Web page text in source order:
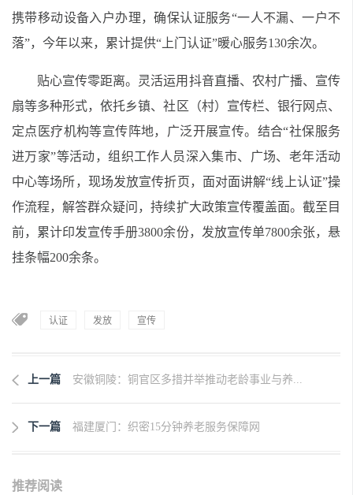
携带移动设备入户办理，确保认证服务“一人不漏、一户不
落”，今年以来，累计提供“上门认证”暖心服务130余次。
贴心宣传零距离。灵活运用抖音直播、农村广播、宣传
扇等多种形式，依托乡镇、社区（村）宣传栏、银行网点、
定点医疗机构等宣传阵地，广泛开展宣传。结合“社保服务
进万家”等活动，组织工作人员深入集市、广场、老年活动
中心等场所，现场发放宣传折页，面对面讲解“线上认证”操
作流程，解答群众疑问，持续扩大政策宣传覆盖面。截至目
前，累计印发宣传手册3800余份，发放宣传单7800余张，悬
挂条幅200余条。
认证 发放 宣传
上一篇 安徽铜陵：铜官区多措并举推动老龄事业与养...
下一篇 福建厦门：织密15分钟养老服务保障网
推荐阅读